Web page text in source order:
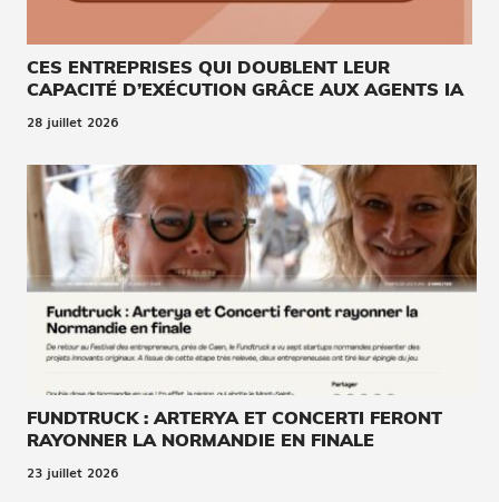
CES ENTREPRISES QUI DOUBLENT LEUR
CAPACITÉ D’EXÉCUTION GRÂCE AUX AGENTS IA
28 juillet 2026
FUNDTRUCK : ARTERYA ET CONCERTI FERONT
RAYONNER LA NORMANDIE EN FINALE
23 juillet 2026